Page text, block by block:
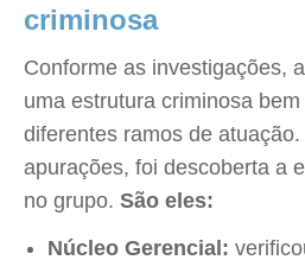
criminosa
Conforme as investigações,
uma estrutura criminosa
diferentes ramos de
apurações, foi descoberta a
no grupo. São eles:
Núcleo Gerencial: